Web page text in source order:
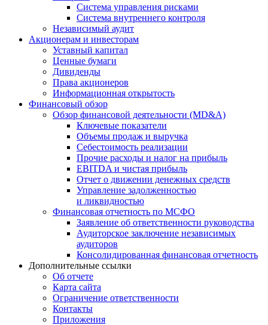
Система управления рисками
Система внутреннего контроля
Независимый аудит
Акционерам и инвесторам
Уставный капитал
Ценные бумаги
Дивиденды
Права акционеров
Информационная открытость
Финансовый обзор
Обзор финансовой деятельности (MD&A)
Ключевые показатели
Объемы продаж и выручка
Себестоимость реализации
Прочие расходы и налог на прибыль
EBITDA и чистая прибыль
Отчет о движении денежных средств
Управление задолженностью
и ликвидностью
Финансовая отчетность по МСФО
Заявление об ответственности руководства
Аудиторское заключение независимых
аудиторов
Консолидированная финансовая отчетность
Дополнительные ссылки
Об отчете
Карта сайта
Ограничение ответственности
Контакты
Приложения